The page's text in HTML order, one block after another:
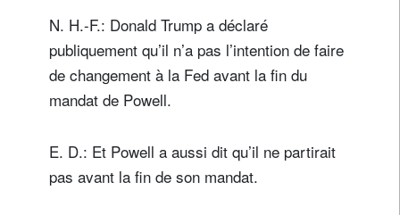
N. H.-F.: Donald Trump a déclaré
publiquement qu’il n’a pas l’intention de faire
de changement à la Fed avant la fin du
mandat de Powell.
E. D.: Et Powell a aussi dit qu’il ne partirait
pas avant la fin de son mandat.